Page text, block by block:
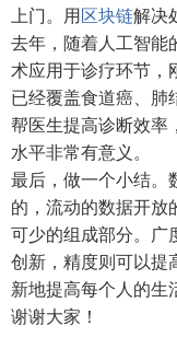
上门。用区块链解决
去年，随着人工智能
术应用于诊疗环节，
已经覆盖食道癌、肺
帮医生提高诊断效率
水平非常有意义。
最后，做一个小结。
的，流动的数据开放
可少的组成部分。广
创新，精度则可以提
新地提高每个人的生
谢谢大家！